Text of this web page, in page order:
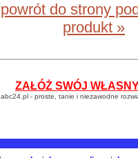
powrót do strony
produkt »
ZAŁÓŻ SWÓJ
abc24.pl - proste, tanie i niezawodne